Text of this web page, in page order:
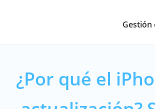
Gestión
¿Por qué el